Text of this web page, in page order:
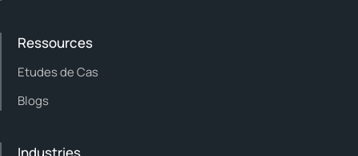
Ressources
Etudes de Cas
Blogs
Industries